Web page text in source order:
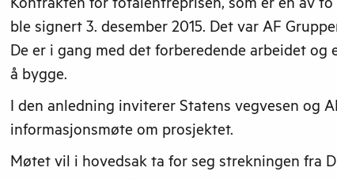
Kontrakten for totalentreprisen, som er en av
ble signert 3. desember 2015. Det var AF
De er i gang med det forberedende arbeidet og
å bygge.
I den anledning inviterer Statens vegvesen og
informasjonsmøte om prosjektet.
Møtet vil i hovedsak ta for seg strekningen fra